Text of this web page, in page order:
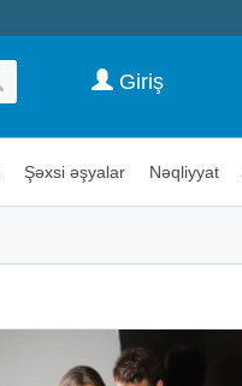
Giriş
Şəxsi əşyalar Nəqliyyat